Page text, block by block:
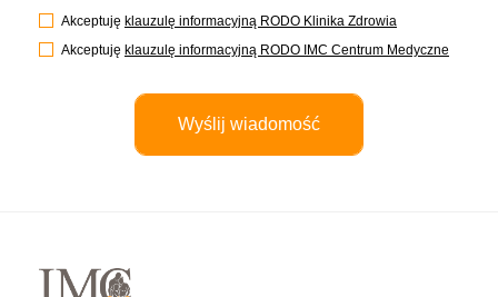
Akceptuję klauzulę informacyjną RODO Klinika Zdrowia
Akceptuję klauzulę informacyjną RODO IMC Centrum Medyczne